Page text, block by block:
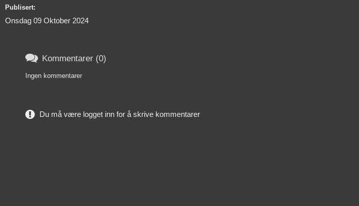
Publisert:
Onsdag 09 Oktober 2024
 Kommentarer (0)
Ingen kommentarer
Du må være logget inn for å skrive kommentarer